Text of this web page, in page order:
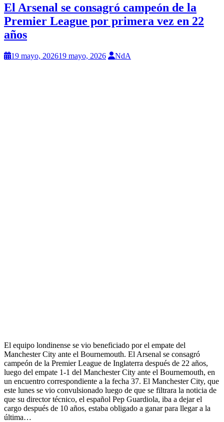
El Arsenal se consagró campeón de la
Premier League por primera vez en 22
años
19 mayo, 202619 mayo, 2026 NdA
El equipo londinense se vio beneficiado por el empate del
Manchester City ante el Bournemouth. El Arsenal se consagró
campeón de la Premier League de Inglaterra después de 22 años,
luego del empate 1-1 del Manchester City ante el Bournemouth, en
un encuentro correspondiente a la fecha 37. El Manchester City, que
este lunes se vio convulsionado luego de que se filtrara la noticia de
que su director técnico, el español Pep Guardiola, iba a dejar el
cargo después de 10 años, estaba obligado a ganar para llegar a la
última…